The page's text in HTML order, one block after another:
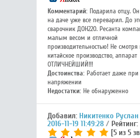
Комментарий:Подарила отцу. Он
на даче уже все переварил. До
сварочник ДОН220. Ресанта
малым весом и отличной
производительностью! Не смотря
китайское производство, аппарат
ОТЛИЧНЕЙШИЙ!!!
Достоинства:Работает даже при
напряжении
Недостатки:Не обнаруженно
Добавил: Никитенко Руслан
2016-11-19 11:49:28
Рейтинг:
[5 из 5